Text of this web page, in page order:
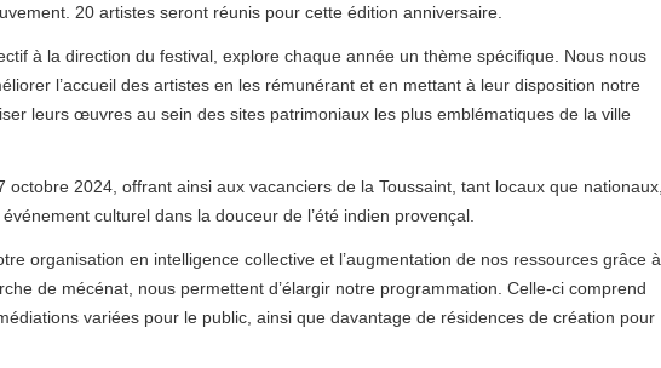
20 artistes seront réunis pour cette édition anniversaire.
à la direction du festival, explore chaque année un thème spécifique. Nous nous
l’accueil des artistes en les rémunérant et en mettant à leur disposition notre
leurs œuvres au sein des sites patrimoniaux les plus emblématiques de la ville
octobre 2024, offrant ainsi aux vacanciers de la Toussaint, tant locaux que nationaux,
culturel dans la douceur de l’été indien provençal.
organisation en intelligence collective et l’augmentation de nos ressources grâce à
de mécénat, nous permettent d’élargir notre programmation. Celle-ci comprend
variées pour le public, ainsi que davantage de résidences de création pour